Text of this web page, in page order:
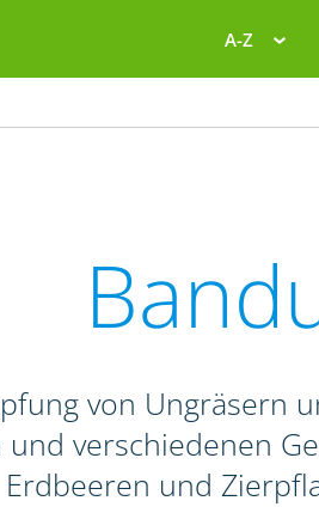
A-Z
von Ungräsern
verschiedenen
und